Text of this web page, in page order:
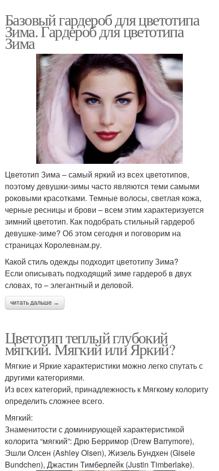
Базовый гардероб для цветотипа
Зима. Гардероб для цветотипа
Зима
Цветотип Зима – самый яркий из всех цветотипов,
поэтому девушки-зимы часто являются теми самыми
роковыми красотками. Темные волосы, светлая кожа,
черные ресницы и брови – всем этим характеризуется
зимний цветотип. Как подобрать стильный гардероб
девушке-зиме? Об этом сегодня и поговорим на
страницах Королевнам.ру.
Какой стиль одежды подходит цветотипу Зима?
Если описывать подходящий зиме гардероб в двух
словах, то – элегантный и деловой.
читать дальше →
Цветотип теплый глубокий
мягкий. Мягкий или Яркий?
Мягкие и Яркие характеристики можно легко спутать с
другими категориями.
Из всех категорий, принадлежность к Мягкому колориту
определить сложнее всего.
Мягкий:
Знаменитости с доминирующей характеристикой
колорита “мягкий”: Дрю Берримор (Drew Barrymore),
Эшли Олсен (Ashley Olsen), Жизель Бундхен (Gisele
Bundchen), Джастин Тимберлейк (Justin Timberlake).